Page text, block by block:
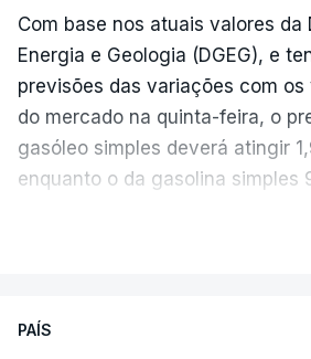
Com base nos atuais valores da
Energia e Geologia (DGEG), e
previsões das variações com
do mercado na quinta-feira, o
gasóleo simples deverá atingir
enquanto o da gasolina simples
evolução das cotações
PAÍS